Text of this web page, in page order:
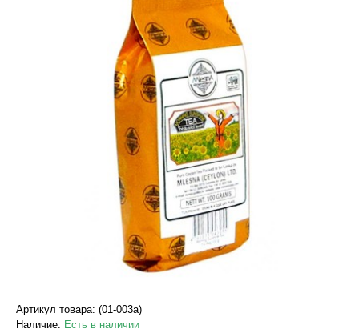
Артикул товара: (01-003a)
Наличие: Есть в наличии